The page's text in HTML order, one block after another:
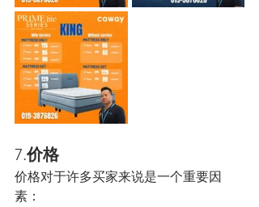
7.价格
价格对于许多买家来说是一个重要因
素：